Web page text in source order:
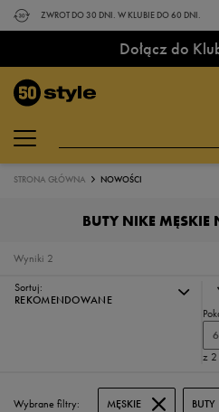
ZWROT DO 30 DNI. W KLUBIE DO 60 DNI.
Dołącz do
STRONA GŁÓWNA NOWOŚCI
BUTY NIKE
2
Wyniki
Sortuj:
REKOMENDOWANE
z 2
Wybrane filtry: MĘSKIE BUTY